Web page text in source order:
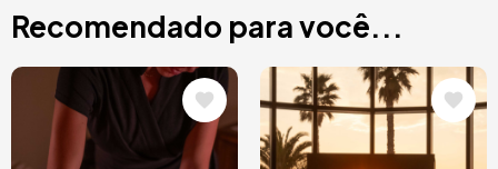
Recomendado para você...
Imagem Imagem